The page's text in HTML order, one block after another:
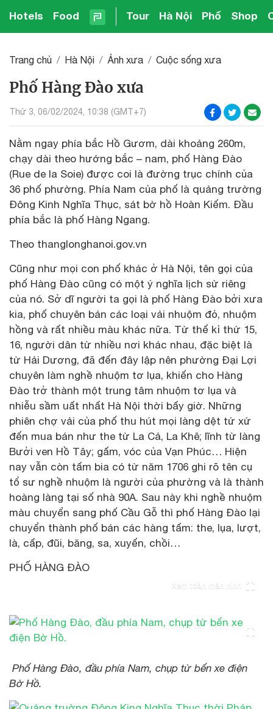
Hotels Food Tour Hà Nội Phố Shop
Trang chủ Hà Nội Ảnh xưa Cuộc sống xưa
Phố Hàng Đào xưa
Thứ 3, 06/02/2024, 10:38 (GMT+7)
Nằm ngay phía bắc Hồ Gươm, dài khoảng 260m,
chạy dài theo hướng bắc – nam, phố Hàng Đào
(Rue de la Soie) được coi là đường trục chính của
36 phố phường. Phía Nam của phố là quảng trường
Đông Kinh Nghĩa Thục, sát bờ hồ Hoàn Kiếm. Đầu
phía bắc là phố Hàng Ngang.
Theo thanglonghanoi.gov.vn
Cũng như mọi con phố khác ở Hà Nội, tên gọi của
phố Hàng Đào cũng có một ý nghĩa lịch sử riêng
của nó. Sở dĩ người ta gọi là phố Hàng Đào bởi xưa
kia, phố chuyên bán các loại vải nhuộm đỏ, nhuộm
hồng và rất nhiều màu khác nữa. Từ thế kỉ thứ 15,
16, người dân từ nhiều nơi khác nhau, đặc biệt là
từ Hải Dương, đã đến đây lập nên phường Đại Lợi
chuyên làm nghề nhuộm tơ lụa, khiến cho Hàng
Đào trở thành một trung tâm nhuộm tơ lụa và
nhiễu sầm uất nhất Hà Nội thời bấy giờ. Những
phiên chợ vải của phố thu hút mọi làng dệt tứ xứ
đến mua bán như the từ La Cả, La Khê; lĩnh từ làng
Bưởi ven Hồ Tây; gấm, vóc của Vạn Phúc… Hiện
nay vẫn còn tấm bia có từ năm 1706 ghi rõ tên cụ
tổ sư nghề nhuộm là người của phường và là thành
hoàng làng tại số nhà 90A. Sau này khi nghề nhuộm
màu chuyển sang phố Cầu Gỗ thì phố Hàng Đào lại
chuyển thành phố bán các hàng tấm: the, lụa, lượt,
là, cấp, đũi, băng, sa, xuyến, chồi…
PHỐ HÀNG ĐÀO
Xem toàn màn hình
Phố Hàng Đào, đầu phía Nam, chụp từ bến xe điện
Bờ Hồ.